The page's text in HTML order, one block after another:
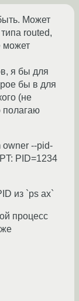
Может
routed,
может
я бы для
бы в для
(не
полагаю
owner --pid-
PID=1234
из `ps ax`
процесс